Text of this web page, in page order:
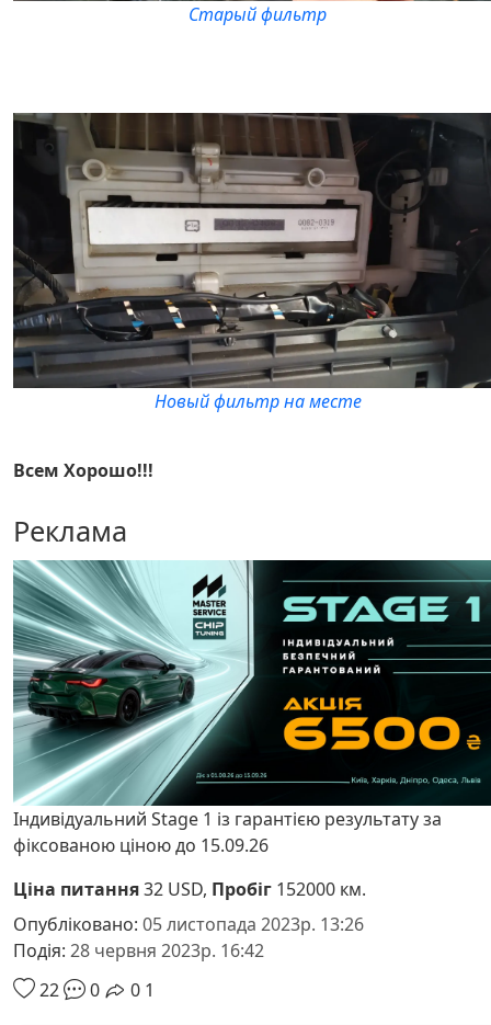
Старый фильтр
Новый фильтр на месте
Всем Хорошо!!!
Реклама
Індивідуальний Stage 1 із гарантією результату за
фіксованою ціною до 15.09.26
Ціна питання32 USD, Пробіг 152000 км.
Опубліковано: 05 листопада 2023р. 13:26
Подія: 28 червня 2023р. 16:42
22
0 0 1